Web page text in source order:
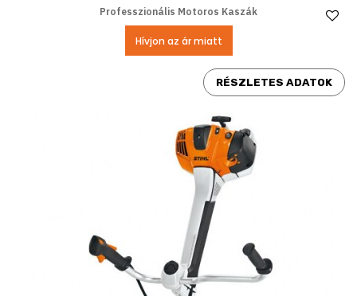
Professzionális Motoros Kaszák
Hívjon az ár miatt
RÉSZLETES ADATOK